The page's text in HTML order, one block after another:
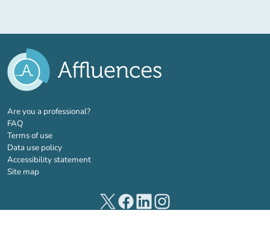
Are you a professional?(new tab)
FAQ
Terms of use
Data use policy
Accessibility statement
Site map
(new tab)(new tab)(new tab)